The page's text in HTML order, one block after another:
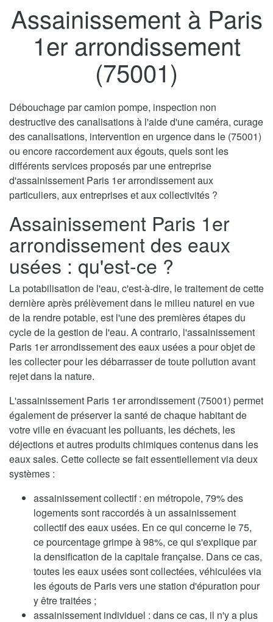
Assainissement à Paris
1er arrondissement
(75001)
Débouchage par camion pompe, inspection non
destructive des canalisations à l'aide d'une caméra, curage
des canalisations, intervention en urgence dans le (75001)
ou encore raccordement aux égouts, quels sont les
différents services proposés par une entreprise
d'assainissement Paris 1er arrondissement aux
particuliers, aux entreprises et aux collectivités ?
Assainissement Paris 1er
arrondissement des eaux
usées : qu'est-ce ?
La potabilisation de l'eau, c'est-à-dire, le traitement de cette
dernière après prélèvement dans le milieu naturel en vue
de la rendre potable, est l'une des premières étapes du
cycle de la gestion de l'eau. A contrario, l'assainissement
Paris 1er arrondissement des eaux usées a pour objet de
les collecter pour les débarrasser de toute pollution avant
rejet dans la nature.
L'assainissement Paris 1er arrondissement (75001) permet
également de préserver la santé de chaque habitant de
votre ville en évacuant les polluants, les déchets, les
déjections et autres produits chimiques contenus dans les
eaux sales. Cette collecte se fait essentiellement via deux
systèmes :
assainissement collectif : en métropole, 79% des
logements sont raccordés à un assainissement
collectif des eaux usées. En ce qui concerne le 75,
ce pourcentage grimpe à 98%, ce qui s'explique par
la densification de la capitale française. Dans ce cas,
toutes les eaux usées sont collectées, véhiculées via
les égouts de Paris vers une station d'épuration pour
y être traitées ;
assainissement individuel : dans ce cas, il n'y a plus